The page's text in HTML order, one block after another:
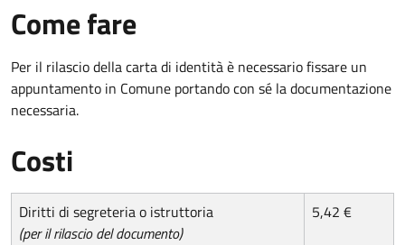
Come fare
Per il rilascio della carta di identità è necessario fissare un
appuntamento in Comune portando con sé la documentazione
necessaria.
Costi
Diritti di segreteria o istruttoria
(per il rilascio del documento)
5,42 €